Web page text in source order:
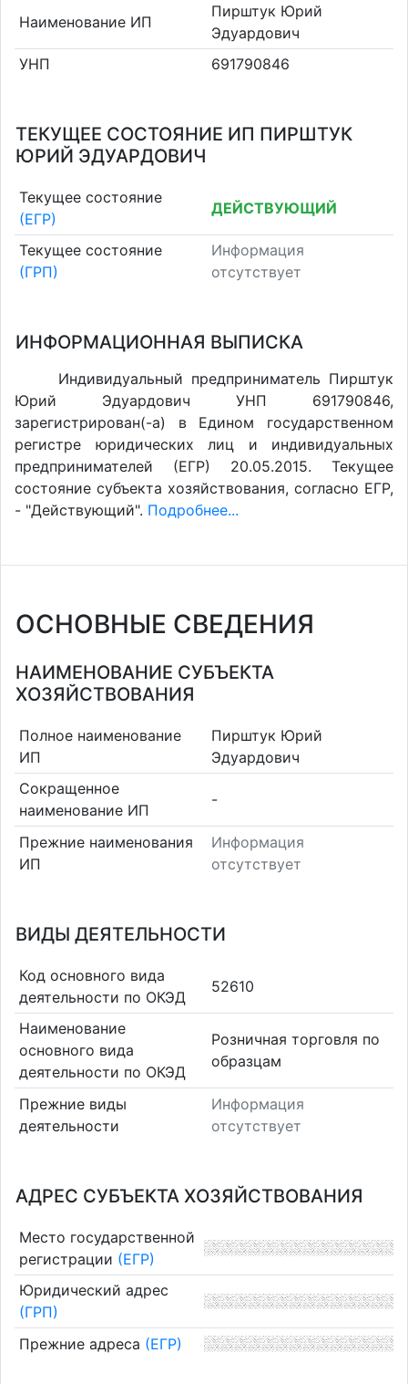
Наименование ИП
Пирштук Юрий
Эдуардович
УНП
691790846
ТЕКУЩЕЕ СОСТОЯНИЕ ИП ПИРШТУК
ЮРИЙ ЭДУАРДОВИЧ
Текущее состояние
(ЕГР)
ДЕЙСТВУЮЩИЙ
Текущее состояние
(ГРП)
Информация
отсутствует
ИНФОРМАЦИОННАЯ ВЫПИСКА
Индивидуальный предприниматель Пирштук
Юрий Эдуардович УНП 691790846,
зарегистрирован(-а) в Едином государственном
регистре юридических лиц и индивидуальных
предпринимателей (ЕГР) 20.05.2015. Текущее
состояние субъекта хозяйствования, согласно ЕГР,
- "Действующий". Подробнее...
ОСНОВНЫЕ СВЕДЕНИЯ
НАИМЕНОВАНИЕ СУБЪЕКТА
ХОЗЯЙСТВОВАНИЯ
Полное наименование
ИП
Пирштук Юрий
Эдуардович
Сокращенное
наименование ИП
-
Прежние наименования
ИП
Информация
отсутствует
ВИДЫ ДЕЯТЕЛЬНОСТИ
Код основного вида
деятельности по ОКЭД
52610
Наименование
основного вида
деятельности по ОКЭД
Розничная торговля по
образцам
Прежние виды
деятельности
Информация
отсутствует
АДРЕС СУБЪЕКТА ХОЗЯЙСТВОВАНИЯ
Место государственной
регистрации (ЕГР)
Юридический адрес
(ГРП)
Прежние адреса (ЕГР)